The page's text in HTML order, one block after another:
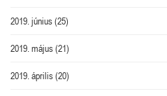
2019. június(25)
2019. május(21)
2019. április(20)